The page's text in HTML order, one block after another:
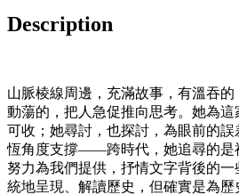
Description
山脈棱線周邊，充滿故事，有溫吞
動蕩的，把人急促推向思考。她為
可收；她尋討，也探討，為眼前的
恆角度支撐——跨時代，她追尋的是
努力為我們提供，抒情文字背後的
統地呈現、解讀歷史，但確實是為歷